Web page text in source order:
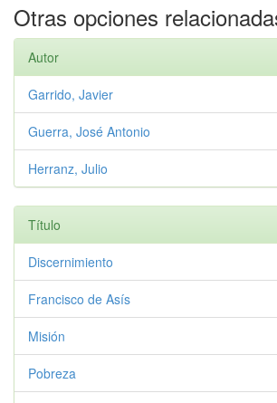
Otras opciones
Autor
Garrido, Javier
Guerra, José Antonio
Herranz, Julio
Título
Discernimiento
Francisco de Asís
Misión
Pobreza